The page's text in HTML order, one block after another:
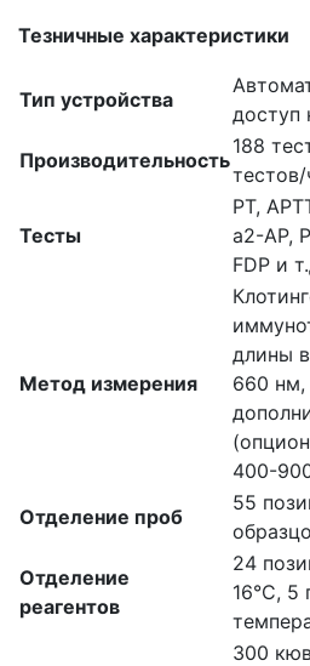
Тезничные характеристики
Тип устройства
доступ
Производительность
188
Тесты
PT,
a2-AP,
FDP и
Метод измерения
длины
660
400-
Отделение проб
55
Отделение
реагентов
24
16°C, 5
300